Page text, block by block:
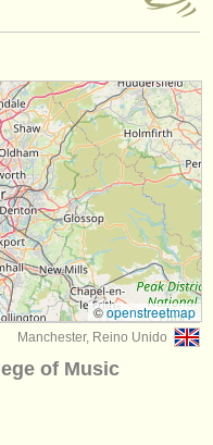
(2)
(1)
©openstreetmap
Manchester, Reino Unido
of Music